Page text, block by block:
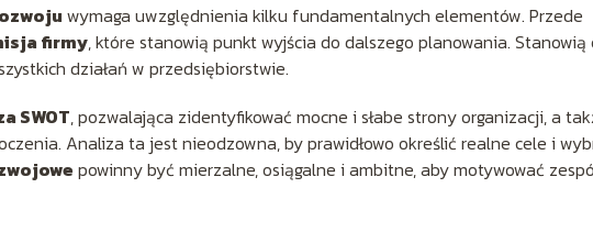
wymaga uwzględnienia kilku fundamentalnych elementów. Przede
firmy, które stanowią punkt wyjścia do dalszego planowania. Stanowią
działań w przedsiębiorstwie.
SWOT, pozwalająca zidentyfikować mocne i słabe strony organizacji, a
Analiza ta jest nieodzowna, by prawidłowo określić realne cele i
powinny być mierzalne, osiągalne i ambitne, aby motywować